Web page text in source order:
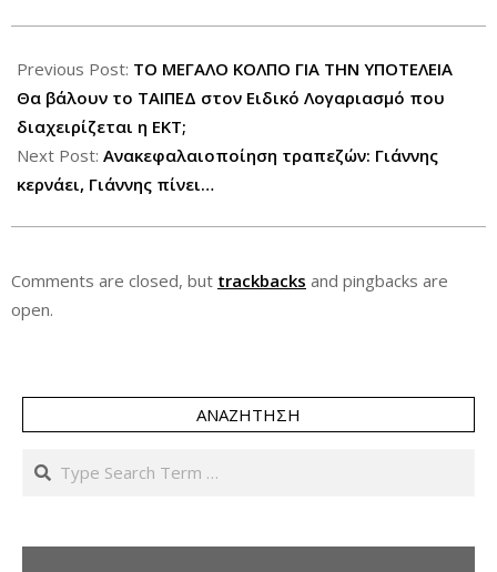
10-
29
Previous Post: ΤΟ ΜΕΓΑΛΟ ΚΟΛΠΟ ΓΙΑ ΤΗΝ ΥΠΟΤΕΛΕΙΑ
Θα βάλουν το ΤΑΙΠΕΔ στον Ειδικό Λογαριασμό που
διαχειρίζεται η ΕΚΤ;
Next Post: Ανακεφαλαιοποίηση τραπεζών: Γιάννης
κερνάει, Γιάννης πίνει…
Comments are closed, but trackbacks and pingbacks are
open.
ΑΝΑΖΉΤΗΣΗ
Search